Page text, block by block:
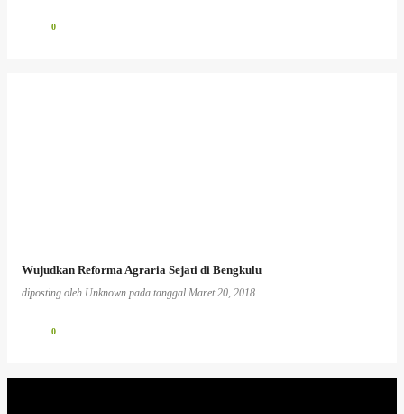
0
Wujudkan Reforma Agraria Sejati di Bengkulu
diposting oleh Unknown pada tanggal Maret 20, 2018
0